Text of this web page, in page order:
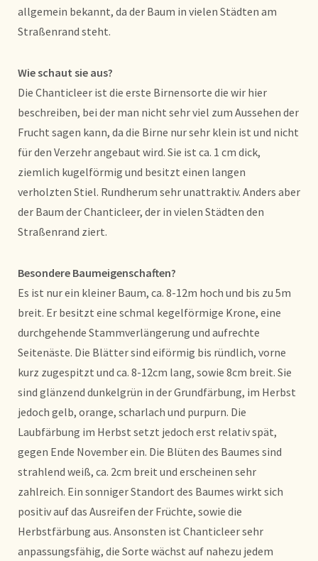
allgemein bekannt, da der Baum in vielen Städten am
Straßenrand steht.
Wie schaut sie aus?
Die Chanticleer ist die erste Birnensorte die wir hier
beschreiben, bei der man nicht sehr viel zum Aussehen der
Frucht sagen kann, da die Birne nur sehr klein ist und nicht
für den Verzehr angebaut wird. Sie ist ca. 1 cm dick,
ziemlich kugelförmig und besitzt einen langen
verholzten Stiel. Rundherum sehr unattraktiv. Anders aber
der Baum der Chanticleer, der in vielen Städten den
Straßenrand ziert.
Besondere Baumeigenschaften?
Es ist nur ein kleiner Baum, ca. 8-12m hoch und bis zu 5m
breit. Er besitzt eine schmal kegelförmige Krone, eine
durchgehende Stammverlängerung und aufrechte
Seitenäste. Die Blätter sind eiförmig bis ründlich, vorne
kurz zugespitzt und ca. 8-12cm lang, sowie 8cm breit. Sie
sind glänzend dunkelgrün in der Grundfärbung, im Herbst
jedoch gelb, orange, scharlach und purpurn. Die
Laubfärbung im Herbst setzt jedoch erst relativ spät,
gegen Ende November ein. Die Blüten des Baumes sind
strahlend weiß, ca. 2cm breit und erscheinen sehr
zahlreich. Ein sonniger Standort des Baumes wirkt sich
positiv auf das Ausreifen der Früchte, sowie die
Herbstfärbung aus. Ansonsten ist Chanticleer sehr
anpassungsfähig, die Sorte wächst auf nahezu jedem